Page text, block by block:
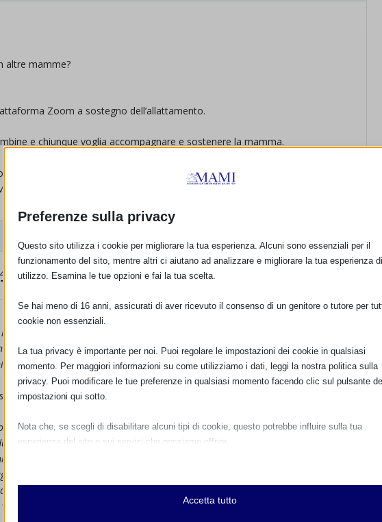
altre mamme?
Zoom a sostegno dell’allattamento.
e chiunque voglia accompagnare e sostenere la mamma.
10 del 4 ottobre.
OTTOBRE.png
Consulenti volontarie de La Leche League Italia ODV hanno organizzato un
diretta Facebook che ha inaugurato la settimana per l’allattamento, oltre a diversi
per un totale diquasi 20 appuntamenti gratuiti, sempre con il tema “Priorità
mamme, bambine e bambini, partner e chi ha a cuore il tema del sostegno
di questa edizione della SAM, sono stati i più disparati, dalla gestione dei
durante la gravidanza ai falsi miti legati all’allattamento, dall’introduzione dei
fanno parte da quasi 70 anni della catena calda che protegge, promuove e
e le famiglie nei loro allattamenti, dalla prima all’ultima poppata, una
Preferenze sulla privacy
Questo sito utilizza i cookie per migliorare la tua esperienza. Alcuni sono essenziali per il
funzionamento del sito, mentre altri ci aiutano ad analizzare e migliorare la tua esperienza di
utilizzo. Esamina le tue opzioni e fai la tua scelta.
Se hai meno di 16 anni, assicurati di aver ricevuto il consenso di un genitore o tutore per
cookie non essenziali.
La tua privacy è importante per noi. Puoi regolare le impostazioni dei cookie in qualsiasi
momento. Per maggiori informazioni su come utilizziamo i dati, leggi la nostra politica sulla
privacy. Puoi modificare le tue preferenze in qualsiasi momento facendo clic sul pulsante
impostazioni qui sotto.
Nota che, se scegli di disabilitare alcuni tipi di cookie, questo potrebbe influire sulla tua
esperienza del sito e sui servizi che possiamo offrire.
funzionamento del sito web. Questi cookie e servizi non richiedono il consenso
Accetta tutto